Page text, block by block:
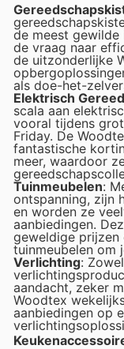
de meest gewilde
de vraag naar
de uitzonderlijke
als doe-het-
Elektrisch
scala aan
vooral tijdens
Friday. De
fantastische
meer, waardoor
Tuinmeubelen:
ontspanning, zijn
en worden ze
aanbiedingen.
geweldige
tuinmeubelen om
Verlichting:
aandacht, zeker
Woodtex
aanbiedingen op